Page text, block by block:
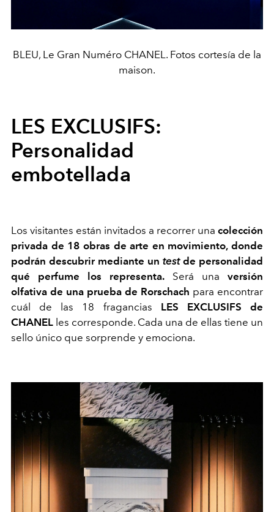
BLEU, Le Gran Numéro CHANEL. Fotos cortesía de la
maison.
LES EXCLUSIFS:
Personalidad
embotellada
Los visitantes están invitados a recorrer una colección
privada de 18 obras de arte en movimiento, donde
podrán descubrir mediante un testde personalidad
qué perfume los representa. Será una versión
olfativa de una prueba de Rorschach para encontrar
cuál de las 18 fragancias LES EXCLUSIFS de
CHANEL les corresponde. Cada una de ellas tiene un
sello único que sorprende y emociona.